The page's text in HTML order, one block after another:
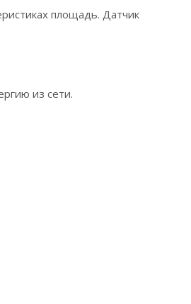
площадь. Датчик
из сети.